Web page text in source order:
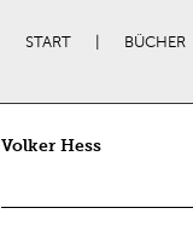
START BÜCHER
Volker Hess